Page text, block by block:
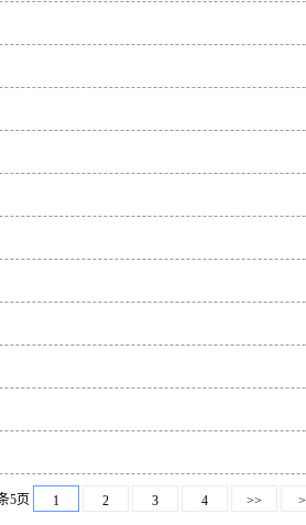
5页 1 2 3 4 >> >|